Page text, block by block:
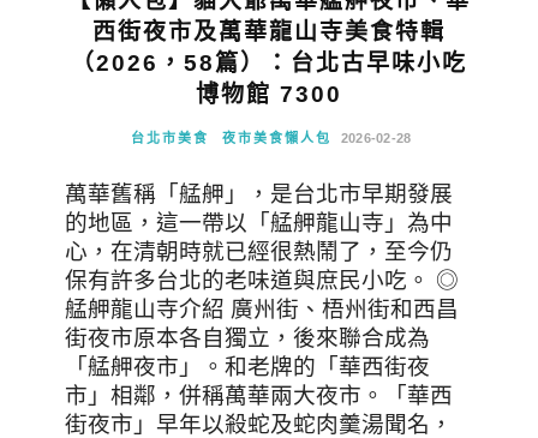
西街夜市及萬華龍山寺美食特輯
（2026，58篇）：台北古早味小吃
博物館 7300
台北市美食 夜市美食懶人包 2026-02-28
萬華舊稱「艋舺」，是台北市早期發展
的地區，這一帶以「艋舺龍山寺」為中
心，在清朝時就已經很熱鬧了，至今仍
保有許多台北的老味道與庶民小吃。 ◎
艋舺龍山寺介紹 廣州街、梧州街和西昌
街夜市原本各自獨立，後來聯合成為
「艋舺夜市」。和老牌的「華西街夜
市」相鄰，併稱萬華兩大夜市。「華西
街夜市」早年以殺蛇及蛇肉羹湯聞名，